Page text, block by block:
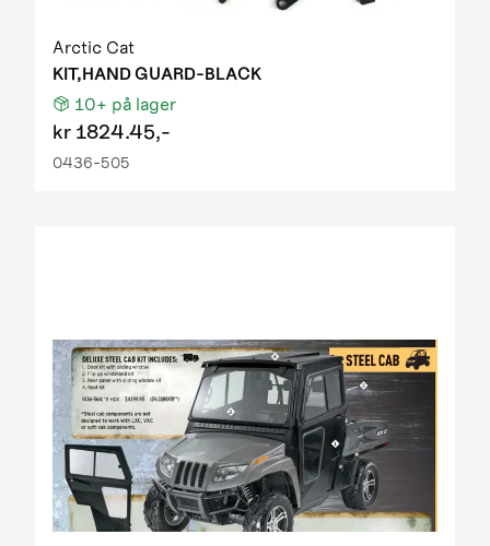
Arctic Cat
KIT,HAND GUARD-BLACK
10+ på lager
kr 1824.45,-
0436-505